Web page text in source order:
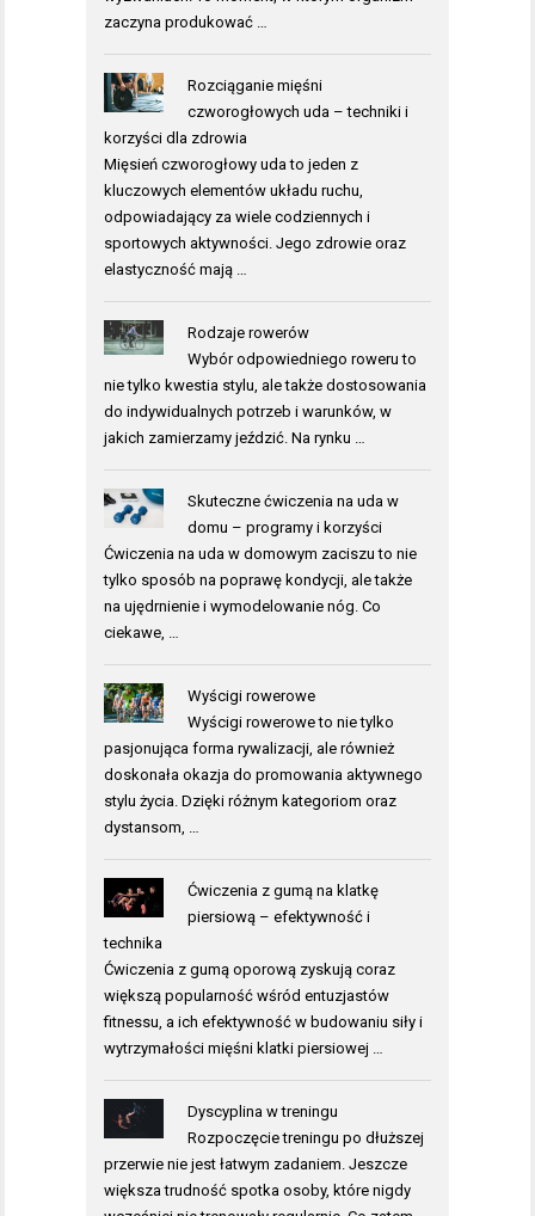
zaczyna produkować …
Rozciąganie mięśni
czworogłowych uda – techniki i
korzyści dla zdrowia
Mięsień czworogłowy uda to jeden z
kluczowych elementów układu ruchu,
odpowiadający za wiele codziennych i
sportowych aktywności. Jego zdrowie oraz
elastyczność mają …
Rodzaje rowerów
Wybór odpowiedniego roweru to
nie tylko kwestia stylu, ale także dostosowania
do indywidualnych potrzeb i warunków, w
jakich zamierzamy jeździć. Na rynku …
Skuteczne ćwiczenia na uda w
domu – programy i korzyści
Ćwiczenia na uda w domowym zaciszu to nie
tylko sposób na poprawę kondycji, ale także
na ujędrnienie i wymodelowanie nóg. Co
ciekawe, …
Wyścigi rowerowe
Wyścigi rowerowe to nie tylko
pasjonująca forma rywalizacji, ale również
doskonała okazja do promowania aktywnego
stylu życia. Dzięki różnym kategoriom oraz
dystansom, …
Ćwiczenia z gumą na klatkę
piersiową – efektywność i
technika
Ćwiczenia z gumą oporową zyskują coraz
większą popularność wśród entuzjastów
fitnessu, a ich efektywność w budowaniu siły i
wytrzymałości mięśni klatki piersiowej …
Dyscyplina w treningu
Rozpoczęcie treningu po dłuższej
przerwie nie jest łatwym zadaniem. Jeszcze
większa trudność spotka osoby, które nigdy